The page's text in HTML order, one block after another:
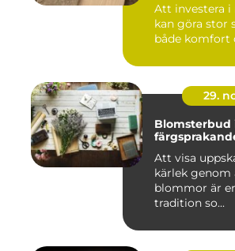
Att investera i
kan göra stor
både komfort
29.
Blomsterbud
Att visa
kärlek genom
blommor är
tradition so...